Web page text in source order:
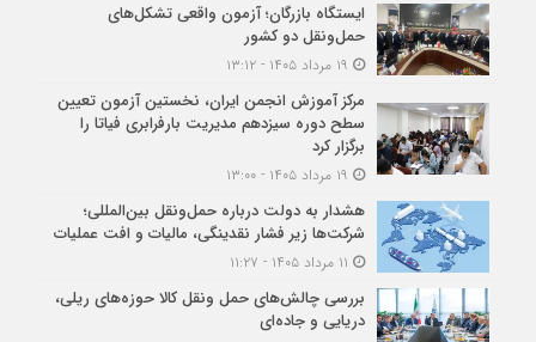
ایستگاه بازرگان؛ آزمون واقعی تشکل‌‌های
حمل‌ونقل دو کشور
مرکز آموزش انجمن ایران، نخستین آزمون تعیین
سطح دوره سیزدهم مدیریت بارفرابری فیاتا را
برگزار کرد
هشدار به دولت درباره حمل‌ونقل بین‌المللی؛
شرکت‌ها زیر فشار نقدینگی، مالیات و افت عملیات
بررسی چالش‌های حمل ونقل کالا حوزه‌های ریلی،
دریایی و جاده‌ای